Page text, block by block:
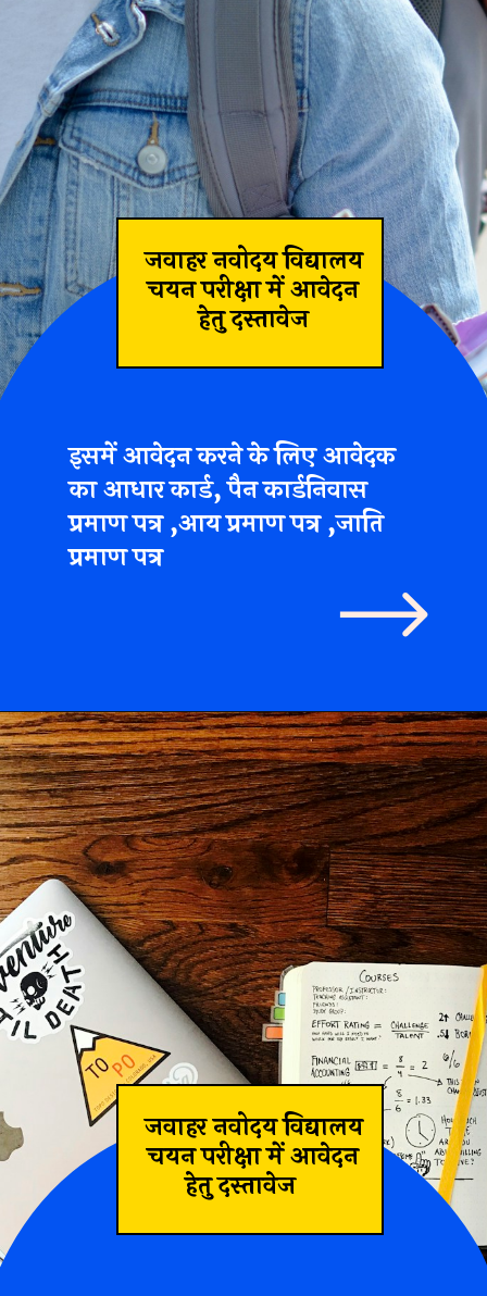
जवाहर नवोदय विद्यालय
चयन परीक्षा में आवेदन
हेतु दस्तावेज
इसमें आवेदन करने के लिएआवेदक
का आधार कार्ड, पैन कार्डनिवास
प्रमाण पत्र ,आय प्रमाण पत्र ,जाति
प्रमाण पत्र
जवाहर नवोदय विद्यालय
चयन परीक्षा में आवेदन
हेतु दस्तावेज